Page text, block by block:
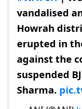
vandalised
Howrah
erupted in
against the
suspended
Sharma.